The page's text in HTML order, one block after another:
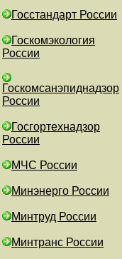
Госстандарт России
Госкомэкология
России
Госкомсанэпиднадзор
России
Госгортехнадзор
России
МЧС России
Минэнерго России
Минтруд России
Минтранс России